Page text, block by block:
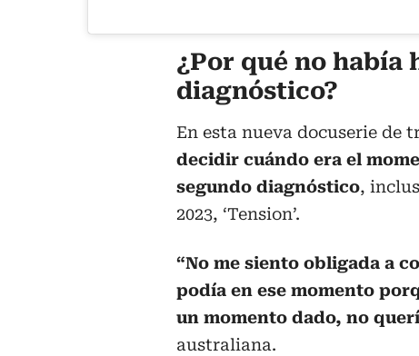
¿Por qué no había
diagnóstico?
En esta nueva docuserie de
decidir cuándo era el
segundo diagnóstico,
2023, ‘Tension’.
“No me siento obligada a
podía en ese momento
un momento dado, no
australiana.